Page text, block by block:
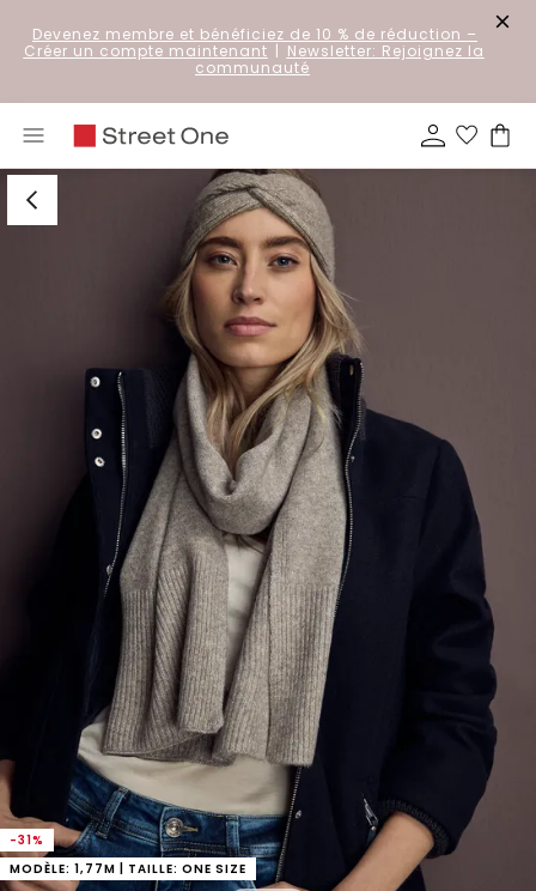
Devenez membre et bénéficiez de 10 % de réduction –
Créer un compte maintenant | Newsletter: Rejoignez la
communauté
-31%
MODÈLE: 1,77M | TAILLE: ONE SIZE